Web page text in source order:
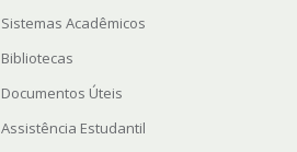
Sistemas Acadêmicos
Bibliotecas
Documentos Úteis
Assistência Estudantil